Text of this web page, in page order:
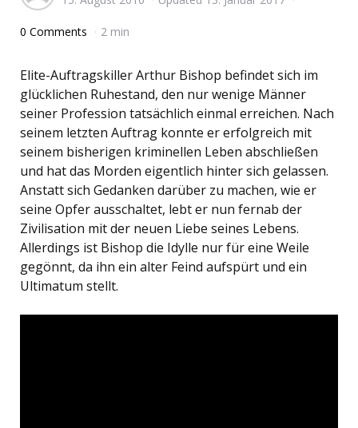
0 Comments 2 min
Elite-Auftragskiller Arthur Bishop befindet sich im
glücklichen Ruhestand, den nur wenige Männer
seiner Profession tatsächlich einmal erreichen. Nach
seinem letzten Auftrag konnte er erfolgreich mit
seinem bisherigen kriminellen Leben abschließen
und hat das Morden eigentlich hinter sich gelassen.
Anstatt sich Gedanken darüber zu machen, wie er
seine Opfer ausschaltet, lebt er nun fernab der
Zivilisation mit der neuen Liebe seines Lebens.
Allerdings ist Bishop die Idylle nur für eine Weile
gegönnt, da ihn ein alter Feind aufspürt und ein
Ultimatum stellt.